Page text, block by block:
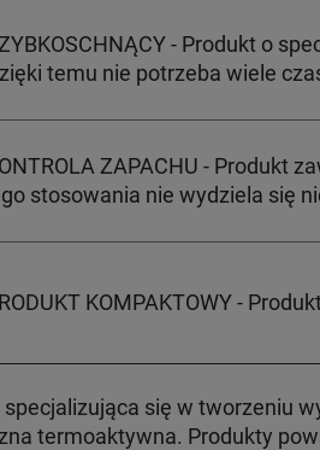
- Produkt o
temu nie potrzeba wiele
ZAPACHU - Produkt
stosowania nie wydziela się
KOMPAKTOWY -
się w tworzeniu
termoaktywna. Produkty